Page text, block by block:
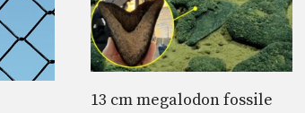
13 cm megalodon fossile